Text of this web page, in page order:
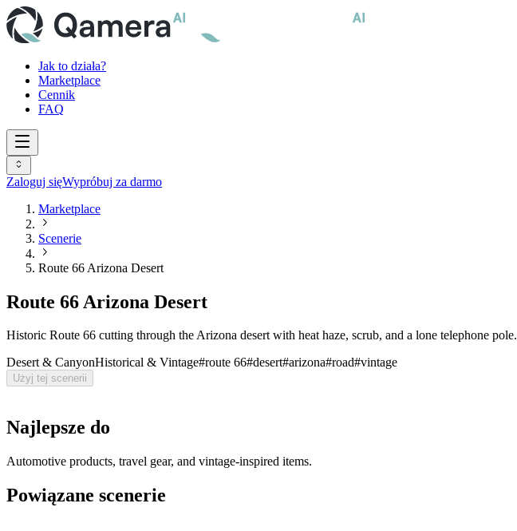
Jak to działa?
Marketplace
Cennik
FAQ
Zaloguj sięWypróbuj za darmo
Marketplace
Scenerie
Route 66 Arizona Desert
Route 66 Arizona Desert
Historic Route 66 cutting through the Arizona desert with heat haze, scrub, and a lone telephone pole.
Desert & CanyonHistorical & Vintage#route 66#desert#arizona#road#vintage
Użyj tej scenerii
Najlepsze do
Automotive products, travel gear, and vintage-inspired items.
Powiązane scenerie